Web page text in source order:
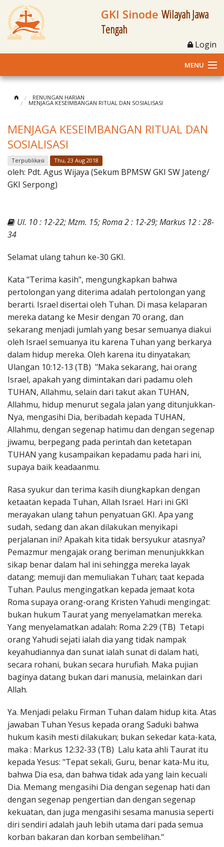
GKI Sinode Wilayah Jawa
Tengah
Login
MENU
Klasis dan Jemaat
Berita Kegiatan
Fasilitas
Penerbitan
RENUNGAN HARIAN
MENJAGA KESEIMBANGAN RITUAL DAN SOSIALISASI
MENJAGA KESEIMBANGAN RITUAL DAN
SOSIALISASI
Terpublikasi Thu, 23 Aug 2018
oleh: Pdt. Agus Wijaya (Sekum BPMSW GKI SW Jateng/
GKI Serpong)
Ul. 10 : 12-22; Mzm. 15; Roma 2 : 12-29; Markus 12 : 28-
34
Selamat ulang tahun ke-30 GKI.
Kata "Terima kasih", mengungkapkan bahwa
pertolongan yang diterima adalah pertolongan yang
berarti. Israel disertai oleh Tuhan. Di masa kelaparan
mereka datang ke Mesir dengan 70 orang, dan
sekarang menjadi jumlah yang besar semuanya diakui
oleh Israel semuanya itu karena Tuhan yang berkarya
dalam hidup mereka. Oleh karena itu dinyatakan;
Ulangan 10:12-13 (TB) "Maka sekarang, hai orang
Israel, apakah yang dimintakan dari padamu oleh
TUHAN, Allahmu, selain dari takut akan TUHAN,
Allahmu, hidup menurut segala jalan yang ditunjukkan-
Nya, mengasihi Dia, beribadah kepada TUHAN,
Allahmu, dengan segenap hatimu dan dengan segenap
jiwamu, berpegang pada perintah dan ketetapan
TUHAN yang kusampaikan kepadamu pada hari ini,
supaya baik keadaanmu.
Rasa syukur dan terima kasih diungkapkan dengan
ketaatan kepada Tuhan, Allah Israel. Hari ini GKI
merayakan ulang tahun penyatuan GKI. Apa yang
sudah, sedang dan akan dilakukan menyikapi
perjalanan ini? Apakah kita tidak bersyukur atasnya?
Pemazmur mengajak orang beriman menunjukkkan
sikap benar dalam hal ini sehingga mereka layak
datang; memuji dan memuliakan Tuhan; taat kepada
Tuhan. Paulus mengingatkan kepada jemaat kota
Roma supaya orang-orang Kristen Yahudi mengingat:
bukan hukum Taurat yang menyelamatkan mereka.
Yang menyelamatkan adalah: Roma 2:29 (TB) Tetapi
orang Yahudi sejati ialah dia yang tidak nampak
keyahudiannya dan sunat ialah sunat di dalam hati,
secara rohani, bukan secara hurufiah. Maka pujian
baginya datang bukan dari manusia, melainkan dari
Allah.
Ya. Menjadi pelaku Firman Tuhan dalam hidup kita. Atas
jawaban Tuhan Yesus kepada orang Saduki bahwa
hukum kasih mesti dilakukan; bukan sekedar kata-kata,
maka : Markus 12:32-33 (TB) Lalu kata ahli Taurat itu
kepada Yesus: "Tepat sekali, Guru, benar kata-Mu itu,
bahwa Dia esa, dan bahwa tidak ada yang lain kecuali
Dia. Memang mengasihi Dia dengan segenap hati dan
dengan segenap pengertian dan dengan segenap
kekuatan, dan juga mengasihi sesama manusia seperti
diri sendiri adalah jauh lebih utama dari pada semua
korban bakaran dan korban sembelihan."